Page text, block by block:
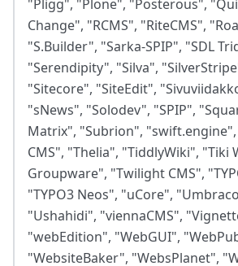
"Pligg", "Plone", "Posterous",
Change", "RCMS", "RiteCMS",
"S.Builder", "Sarka-SPIP", "SDL
"Serendipity", "Silva",
"Sitecore", "SiteEdit",
"sNews", "Solodev", "SPIP",
Matrix", "Subrion",
CMS", "Thelia", "TiddlyWiki", "Tiki
Groupware", "Twilight CMS",
"TYPO3 Neos", "uCore",
"Ushahidi", "viennaCMS",
"webEdition", "WebGUI",
"WebsiteBaker", "WebsPlanet",